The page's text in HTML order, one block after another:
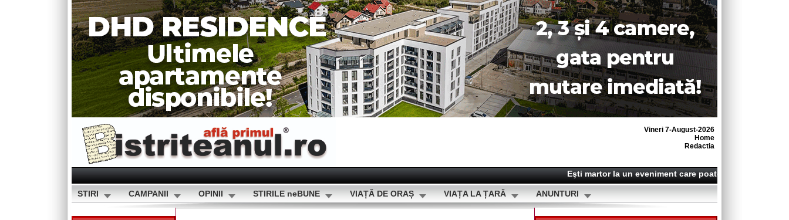
Vineri 7-August-2026
Home
Redactia
Eşti martor la un eveniment care poate deveni o ştire?
STIRI CAMPANII OPINII STIRILE neBUNE VIAȚĂ DE ORAȘ VIAȚA LA ȚARĂ ANUNTURI